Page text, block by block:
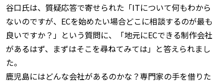
谷口氏は、質疑応答で寄せられた「ITについて何もわから
ないのですが、ECを始めたい場合どこに相談するのが最も
良いですか？」という質問に、「地元にECできる制作会社
があるはず、まずはそこを尋ねてみては」と答えられまし
た。
鹿児島にはどんな会社があるのかな？専門家の手を借りた